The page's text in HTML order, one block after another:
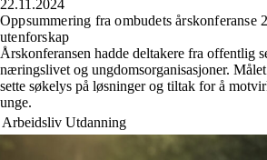
22.11.2024
Oppsummering fra ombudets årskonferanse
utenforskap
Årskonferansen hadde deltakere fra offentlig
næringslivet og ungdomsorganisasjoner.
sette søkelys på løsninger og tiltak for å
unge.
Arbeidsliv Utdanning